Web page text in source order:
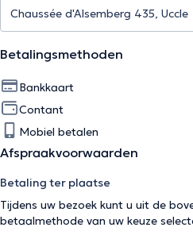
Betalingsmethoden
Bankkaart
Contant
Mobiel betalen
Afspraakvoorwaarden
Betaling ter plaatse
Tijdens uw bezoek kunt u uit de
betaalmethode van uw keuze